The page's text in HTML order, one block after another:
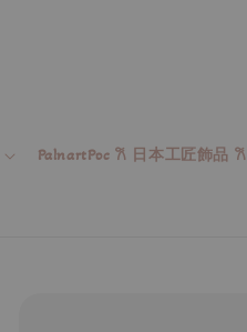
PalnartPoc 𐙚 日本工匠飾品 𐙚